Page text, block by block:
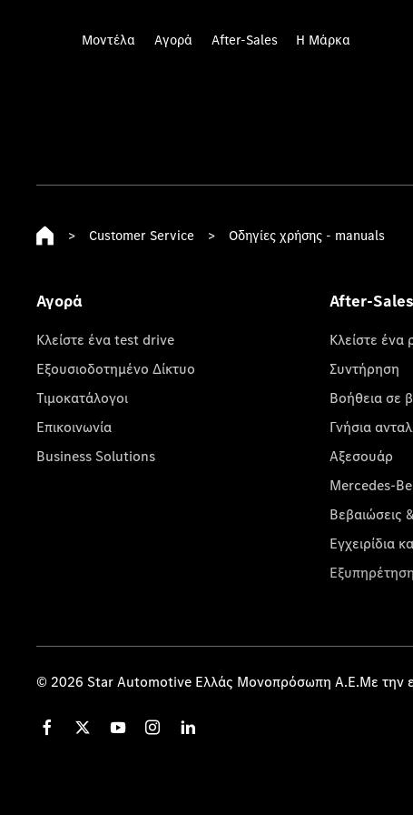
Μοντέλα Αγορά After-Sales Η Μάρκα
> Customer Service > Οδηγίες χρήσης - manuals
Αγορά
Κλείστε ένα test drive
Εξουσιοδοτημένο Δίκτυο
Τιμοκατάλογοι
Επικοινωνία
Business Solutions
After-Sales
Κλείστε ένα
Συντήρηση
Βοήθεια σε
Γνήσια
Αξεσουάρ
Mercedes-
Βεβαιώσεις
Εγχειρίδια
© 2026 Star Automotive Ελλάς Μονοπρόσωπη Α.Ε.Με την